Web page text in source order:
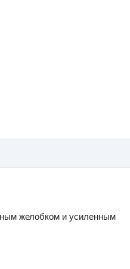
желобком и усиленным